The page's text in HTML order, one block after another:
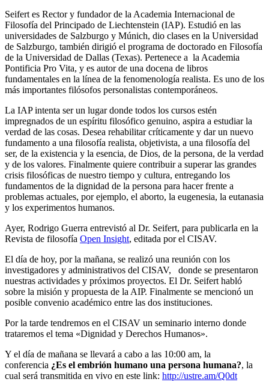
Seifert es Rector y fundador de la Academia Internacional de
Filosofía del Principado de Liechtenstein (IAP). Estudió en las
universidades de Salzburgo y Múnich, dio clases en la Universidad
de Salzburgo, también dirigió el programa de doctorado en Filosofía
de la Universidad de Dallas (Texas). Pertenece a la Academia
Pontificia Pro Vita, y es autor de una docena de libros
fundamentales en la línea de la fenomenología realista. Es uno de los
más importantes filósofos personalistas contemporáneos.
La IAP intenta ser un lugar donde todos los cursos estén
impregnados de un espíritu filosófico genuino, aspira a estudiar la
verdad de las cosas. Desea rehabilitar críticamente y dar un nuevo
fundamento a una filosofía realista, objetivista, a una filosofía del
ser, de la existencia y la esencia, de Dios, de la persona, de la verdad
y de los valores. Finalmente quiere contribuir a superar las grandes
crisis filosóficas de nuestro tiempo y cultura, entregando los
fundamentos de la dignidad de la persona para hacer frente a
problemas actuales, por ejemplo, el aborto, la eugenesia, la eutanasia
y los experimentos humanos.
Ayer, Rodrigo Guerra entrevistó al Dr. Seifert, para publicarla en la
Revista de filosofía Open Insight, editada por el CISAV.
El día de hoy, por la mañana, se realizó una reunión con los
investigadores y administrativos del CISAV, donde se presentaron
nuestras actividades y próximos proyectos. El Dr. Seifert habló
sobre la misión y propuesta de la AIP. Finalmente se mencionó un
posible convenio académico entre las dos instituciones.
Por la tarde tendremos en el CISAV un seminario interno donde
trataremos el tema «Dignidad y Derechos Humanos».
Y el día de mañana se llevará a cabo a las 10:00 am, la
conferencia ¿Es el embrión humano una persona humana?, la
cual será transmitida en vivo en este link: http://ustre.am/Q0dt